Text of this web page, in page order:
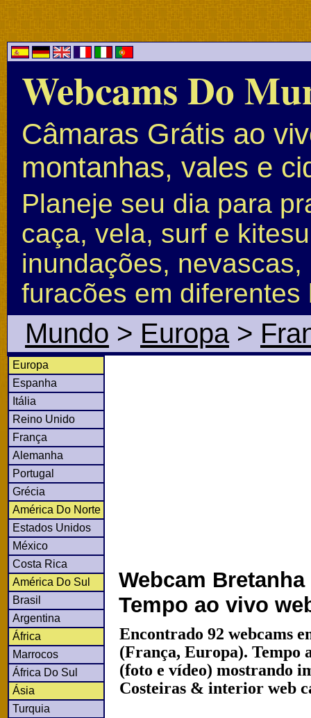
Webcams Do
Câmaras Grátis ao
montanhas, vales e
Planeje seu dia para
caça, vela, surf e
inundações,
furacões em
Mundo > Europa>
Europa
Espanha
Itália
Reino Unido
França
Alemanha
Portugal
Grécia
América Do Norte
Estados Unidos
México
Costa Rica
América Do Sul
Brasil
Argentina
África
Marrocos
África Do Sul
Ásia
Turquia
Webcam
Tempo ao vivo
Encontrado 92 webcams
(França, Europa). Tempo
(foto e vídeo) mostrando
Costeiras & interior web